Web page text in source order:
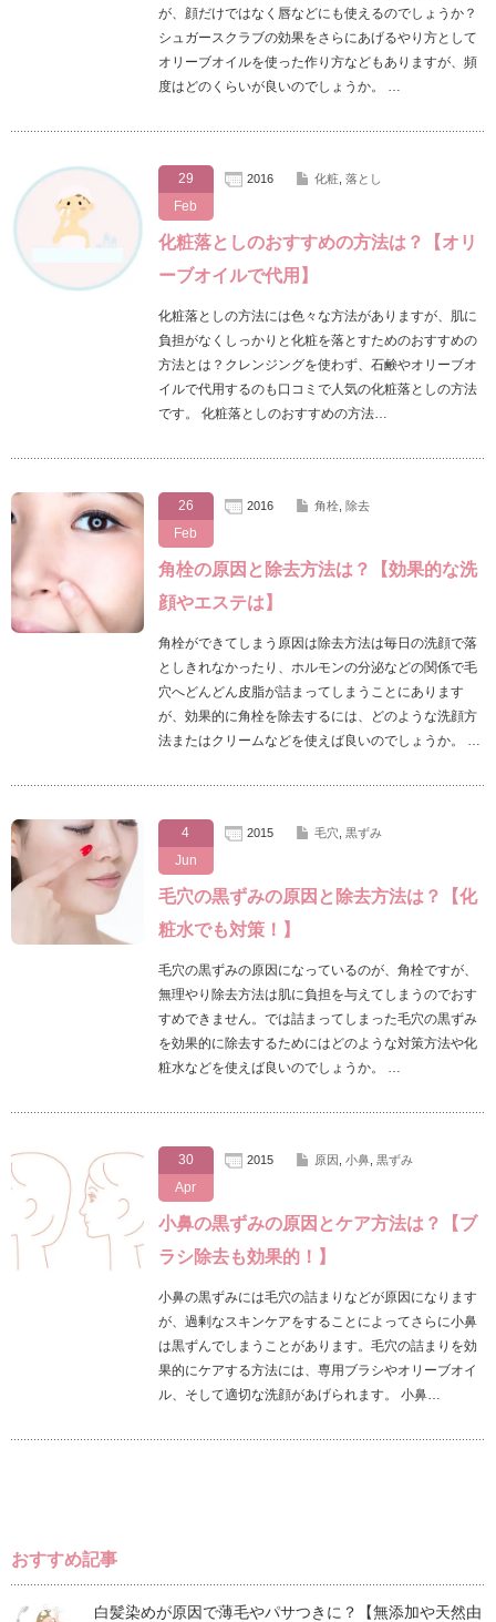
が、顔だけではなく唇などにも使えるのでしょうか？
シュガースクラブの効果をさらにあげるやり方として
オリーブオイルを使った作り方などもありますが、頻
度はどのくらいが良いのでしょうか。 …
29
Feb
2016 化粧, 落とし
化粧落としのおすすめの方法は？【オリ
ーブオイルで代用】
化粧落としの方法には色々な方法がありますが、肌に
負担がなくしっかりと化粧を落とすためのおすすめの
方法とは？クレンジングを使わず、石鹸やオリーブオ
イルで代用するのも口コミで人気の化粧落としの方法
です。 化粧落としのおすすめの方法…
26
Feb
2016 角栓, 除去
角栓の原因と除去方法は？【効果的な洗
顔やエステは】
角栓ができてしまう原因は除去方法は毎日の洗顔で落
としきれなかったり、ホルモンの分泌などの関係で毛
穴へどんどん皮脂が詰まってしまうことにあります
が、効果的に角栓を除去するには、どのような洗顔方
法またはクリームなどを使えば良いのでしょうか。 …
4
Jun
2015 毛穴 黒ずみ
毛穴の黒ずみの原因と除去方法は？【化
粧水でも対策！】
毛穴の黒ずみの原因になっているのが、角栓ですが、
無理やり除去方法は肌に負担を与えてしまうのでおす
すめできません。では詰まってしまった毛穴の黒ずみ
を効果的に除去するためにはどのような対策方法や化
粧水などを使えば良いのでしょうか。 …
30
Apr
2015 原因 小鼻, 黒ずみ
小鼻の黒ずみの原因とケア方法は？【ブ
ラシ除去も効果的！】
小鼻の黒ずみには毛穴の詰まりなどが原因になります
が、過剰なスキンケアをすることによってさらに小鼻
は黒ずんでしまうことがあります。毛穴の詰まりを効
果的にケアする方法には、専用ブラシやオリーブオイ
ル、そして適切な洗顔があげられます。 小鼻…
おすすめ記事
白髪染めが原因で薄毛やパサつきに？【無添加や天然由